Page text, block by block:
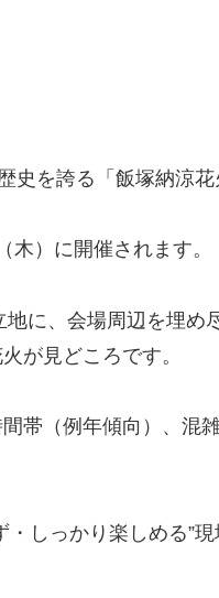
史を誇る「飯塚納涼花
木）に開催されます。
に、会場周辺を埋め
が見どころです。
帯（例年傾向）、混
しっかり楽しめる”